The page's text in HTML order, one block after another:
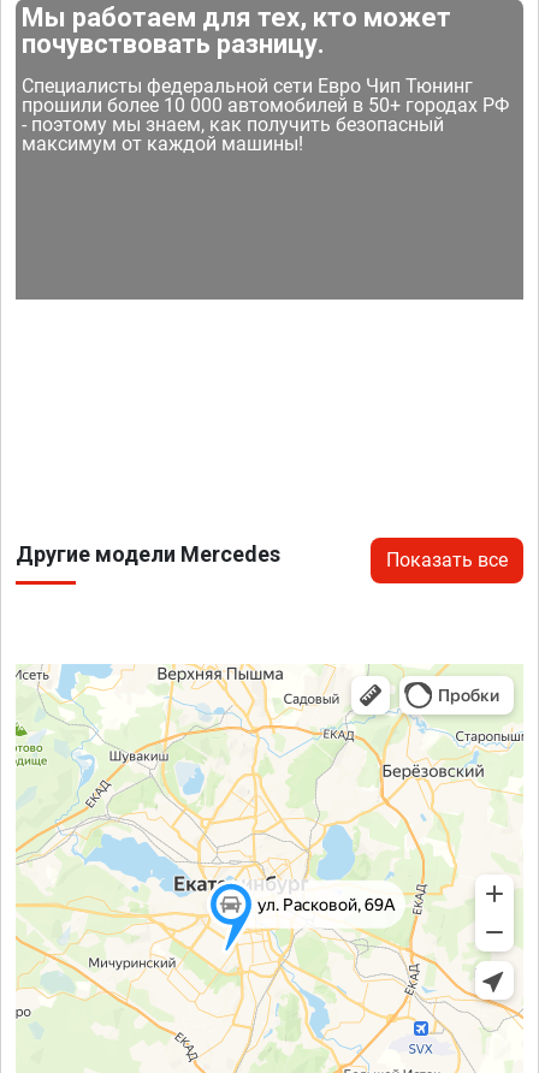
Мы работаем для тех, кто может
почувствовать разницу.
Специалисты федеральной сети Евро Чип Тюнинг
прошили более 10 000 автомобилей в 50+ городах РФ
- поэтому мы знаем, как получить безопасный
максимум от каждой машины!
Другие модели Mercedes Показать все